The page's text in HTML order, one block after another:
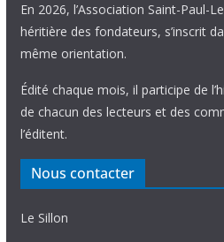
En 2026, l’Association Saint-Paul-
héritière des fondateurs, s’inscrit
même orientation.
Édité chaque mois, il participe de
de chacun des lecteurs et des
l’éditent.
Nous contacter
Le Sillon